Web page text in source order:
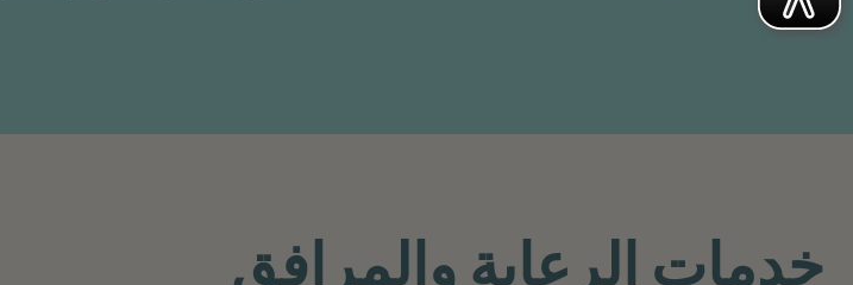
خدمات الرعاية والمرافق